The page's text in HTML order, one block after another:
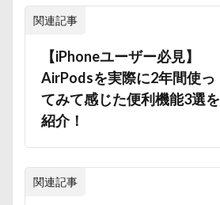
関連記事
【iPhoneユーザー必見】
AirPodsを実際に2年間使っ
てみて感じた便利機能3選を
紹介！
関連記事